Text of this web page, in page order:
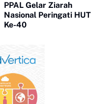
PPAL Gelar Ziarah
Nasional Peringati HUT
Ke-40